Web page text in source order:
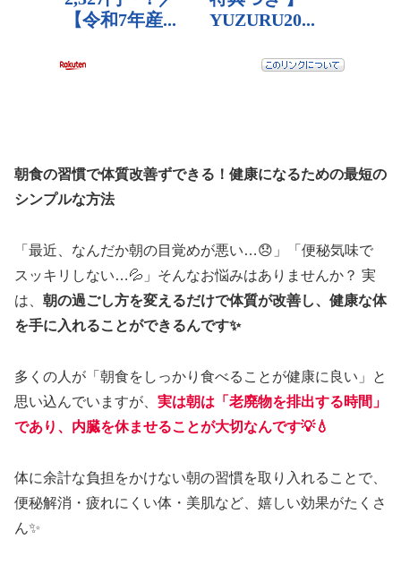
朝食の習慣で体質改善ずできる！健康になるための最短の
シンプルな方法
「最近、なんだか朝の目覚めが悪い…😞」「便秘気味で
スッキリしない…💦」そんなお悩みはありませんか？ 実
は、 朝の過ごし方を変えるだけで体質が改善し、健康な体
を手に入れることができるんです✨
多くの人が「朝食をしっかり食べることが健康に良い」と
思い込んでいますが、 実は朝は「老廃物を排出する時間」
であり、内臓を休ませることが大切なんです💡💧
体に余計な負担をかけない朝の習慣を取り入れることで、
便秘解消・疲れにくい体・美肌など、嬉しい効果がたくさ
ん✨